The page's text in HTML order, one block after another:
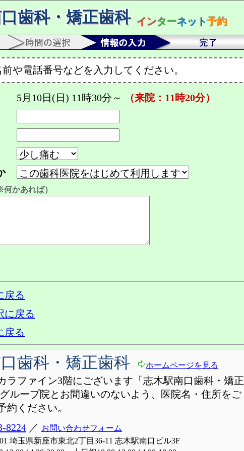
歯科・矯正歯科 インターネット予約
や電話番号などを入力してください。
5月10日(日) 11時30分～
（来院：11時20分）
何かあれば）
戻る
に戻る
戻る
歯科・矯正歯科 ホームページを見る
ラファイン3階にございます「志木駅南口歯科・矯正
ループ院とお間違いのないよう、医院名・住所をご
約ください。
8224 ／ お問い合わせフォーム
埼玉県新座市東北2丁目36-11 志木駅南口ビル3F